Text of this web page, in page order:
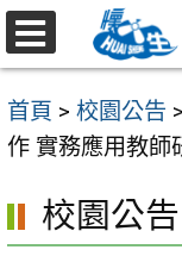
跳
至
要
內
區
首頁 > 校園公告 >
作 實務應用教師
校園公告
選
單